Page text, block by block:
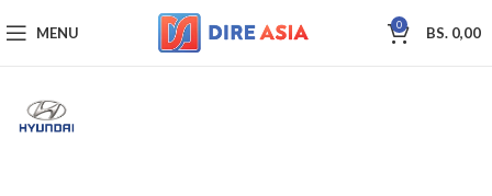
MENU 0 BS. 0,00